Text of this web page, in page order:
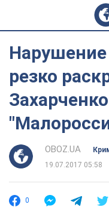
резко
OBOZ.UA
19.07.2017 05:58
0